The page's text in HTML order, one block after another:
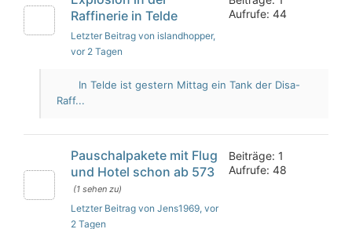
Raffinerie in Telde
Letzter Beitrag von islandhopper,
vor 2 Tagen
Aufrufe: 44
In Telde ist gestern Mittag ein Tank der Disa-
Raff...
Pauschalpakete mit Flug
und Hotel schon ab 573
(1 sehen zu)
Letzter Beitrag von Jens1969, vor
2 Tagen
Beiträge: 1
Aufrufe: 48